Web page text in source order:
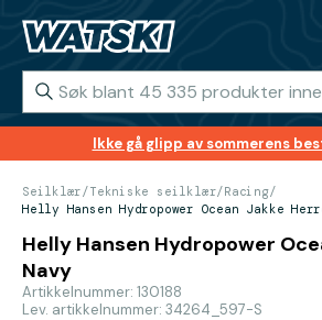
Ikke gå glipp av sommerens
Seilklær/Tekniske seilklær/Racing/
Helly Hansen Hydropower Ocean Jakke
Helly Hansen Hydropower
Navy
Artikkelnummer: 130188
Lev. artikkelnummer: 34264_597-S